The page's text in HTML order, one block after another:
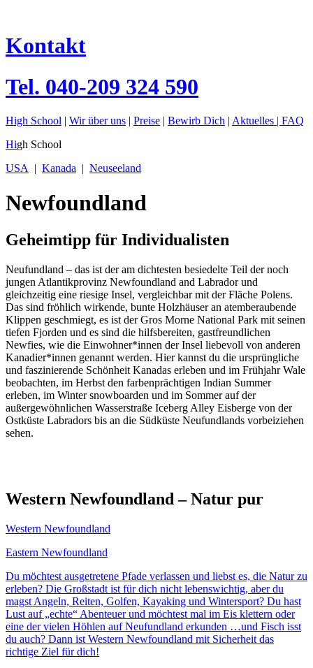
Kontakt
Tel. 040-209 324 590
High School | Wir über uns | Preise | Bewirb Dich | Aktuelles | FAQ
High School
USA
| Kanada | Neuseeland
Newfoundland
Geheimtipp für Individualisten
Neufundland – das ist der am dichtesten besiedelte Teil der noch
jungen Atlantikprovinz Newfoundland and Labrador und
gleichzeitig eine riesige Insel, vergleichbar mit der Fläche Polens.
Das sind fröhlich wirkende, bunte Holzhäuser an atemberaubende
Klippen geschmiegt, es ist der Gros Morne National Park mit seinen
tiefen Fjorden und es sind die hilfsbereiten, gastfreundlichen
Newfies, wie die Einwohner*innen der Insel liebevoll von anderen
Kanadier*innen genannt werden. Hier kannst du die ursprüngliche
und faszinierende Schönheit Kanadas erleben und im Frühjahr Wale
beobachten, im Herbst den farbenprächtigen Indian Summer
erleben, im Winter snowboarden und im Sommer auf der
außergewöhnlichen Wasserstraße Iceberg Alley Eisberge von der
Ostküste Labradors bis an die Südküste Neufundlands vorbeiziehen
sehen.
Western Newfoundland – Natur pur
Western Newfoundland
Eastern Newfoundland
Du möchtest ausgetretene Pfade verlassen und liebst es, die Natur zu
erleben? Die Großstadt ist für dich nicht lebenswichtig, aber du
magst Angeln, Reiten, Golfen, Kayaking und Wintersport? Du hast
Lust auf „echte“ Abenteuer und möchtest mal im Eis klettern oder
eine der vielen Höhlen auf Neufundland erkunden …und Fisch isst
du auch? Dann ist Western Newfoundland mit Sicherheit das
richtige Ziel für dich!